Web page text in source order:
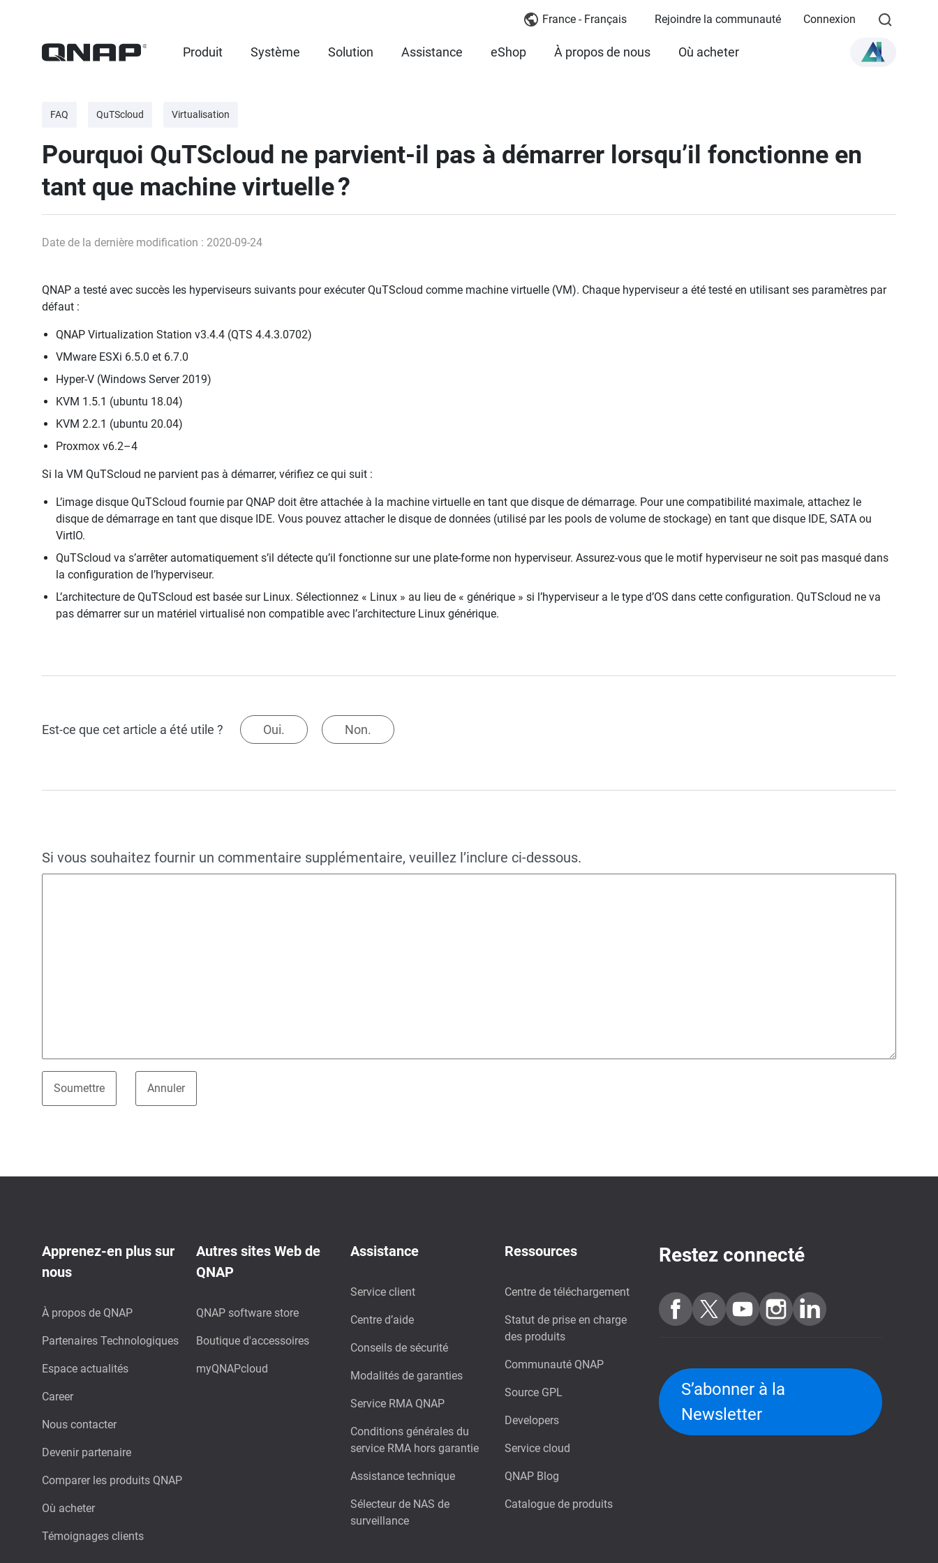
France - Français Rejoindre la communauté Connexion
Produit Système Solution Assistance eShop À propos de nous Où acheter
FAQ QuTScloud Virtualisation
Pourquoi QuTScloud ne parvient-il pas à démarrer lorsqu’il fonctionne en
tant que machine virtuelle ?
Date de la dernière modification : 2020-09-24
QNAP a testé avec succès les hyperviseurs suivants pour exécuter QuTScloud comme machine virtuelle (VM). Chaque hyperviseur a été testé en utilisant ses paramètres par
défaut :
QNAP Virtualization Station v3.4.4 (QTS 4.4.3.0702)
VMware ESXi 6.5.0 et 6.7.0
Hyper-V (Windows Server 2019)
KVM 1.5.1 (ubuntu 18.04)
KVM 2.2.1 (ubuntu 20.04)
Proxmox v6.2–4
Si la VM QuTScloud ne parvient pas à démarrer, vérifiez ce qui suit :
L’image disque QuTScloud fournie par QNAP doit être attachée à la machine virtuelle en tant que disque de démarrage. Pour une compatibilité maximale, attachez le
disque de démarrage en tant que disque IDE. Vous pouvez attacher le disque de données (utilisé par les pools de volume de stockage) en tant que disque IDE, SATA ou
VirtIO.
QuTScloud va s’arrêter automatiquement s’il détecte qu’il fonctionne sur une plate-forme non hyperviseur. Assurez-vous que le motif hyperviseur ne soit pas masqué dans
la configuration de l’hyperviseur.
L’architecture de QuTScloud est basée sur Linux. Sélectionnez « Linux » au lieu de « générique » si l’hyperviseur a le type d’OS dans cette configuration. QuTScloud ne va
pas démarrer sur un matériel virtualisé non compatible avec l’architecture Linux générique.
Est-ce que cet article a été utile ? Oui. Non.
Si vous souhaitez fournir un commentaire supplémentaire, veuillez l’inclure ci-dessous.
Apprenez-en plus sur
nous
À propos de QNAP
Partenaires Technologiques
Espace actualités
Career
Nous contacter
Devenir partenaire
Comparer les produits QNAP
Où acheter
Témoignages clients
Autres sites Web de
QNAP
QNAP software store
Boutique d'accessoires
myQNAPcloud
Assistance
Service client
Centre d’aide
Conseils de sécurité
Modalités de garanties
Service RMA QNAP
Conditions générales du
service RMA hors garantie
Assistance technique
Sélecteur de NAS de
surveillance
Ressources
Centre de téléchargement
Statut de prise en charge
des produits
Communauté QNAP
Source GPL
Developers
Service cloud
QNAP Blog
Catalogue de produits
Restez connecté
S’abonner à la
Newsletter